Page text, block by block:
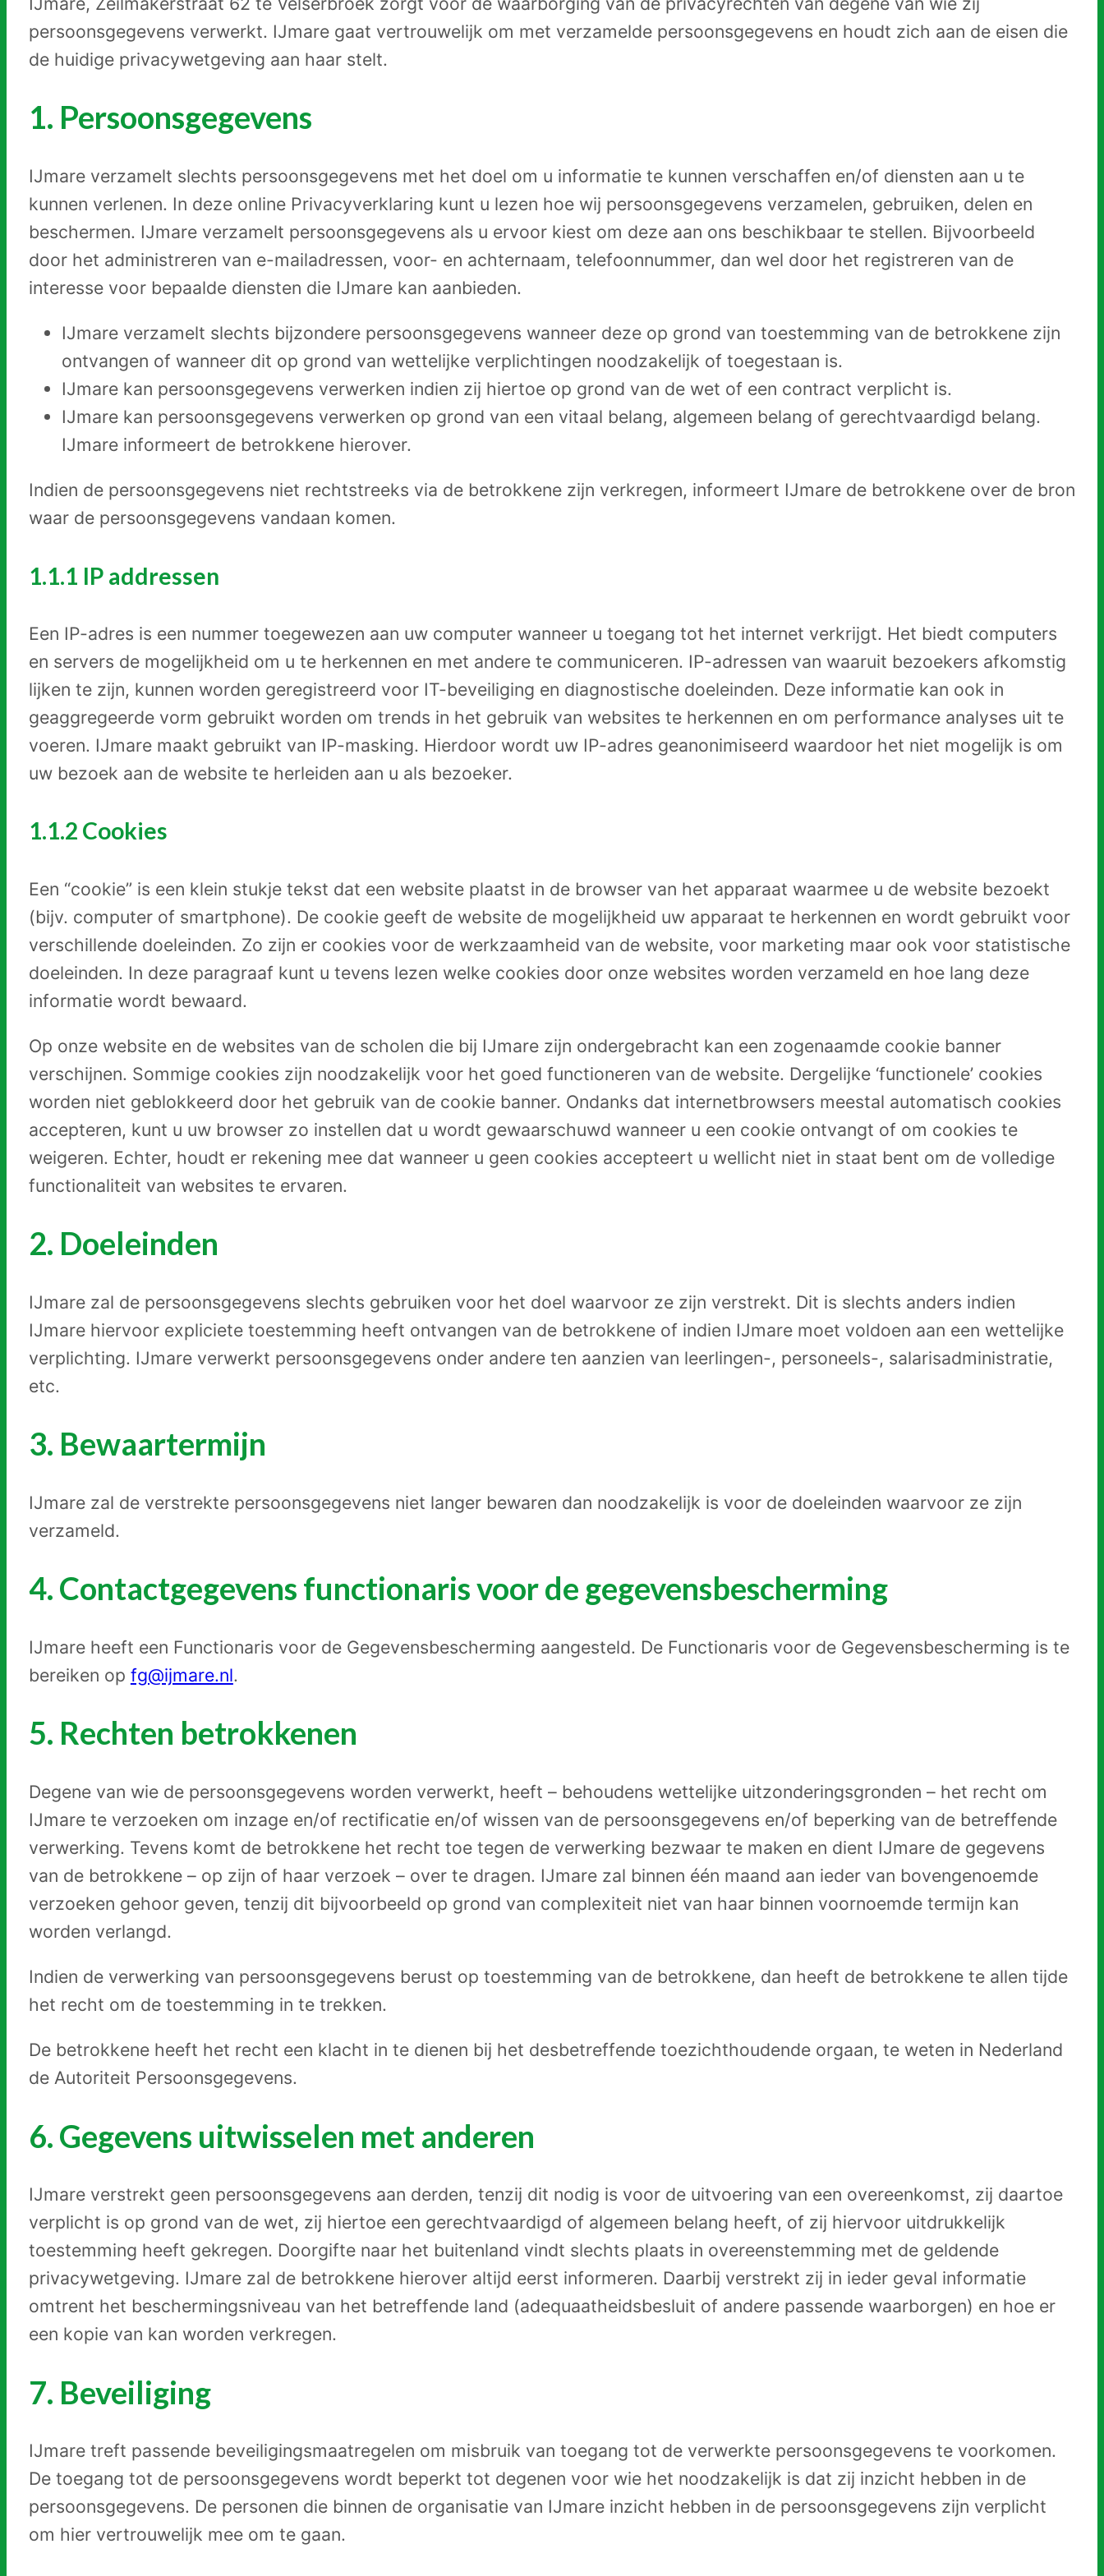
persoonsgegevens verwerkt. IJmare gaat vertrouwelijk om met verzamelde persoonsgegevens en houdt zich aan de eisen die
de huidige privacywetgeving aan haar stelt.
1. Persoonsgegevens
IJmare verzamelt slechts persoonsgegevens met het doel om u informatie te kunnen verschaffen en/of diensten aan u te
kunnen verlenen. In deze online Privacyverklaring kunt u lezen hoe wij persoonsgegevens verzamelen, gebruiken, delen en
beschermen. IJmare verzamelt persoonsgegevens als u ervoor kiest om deze aan ons beschikbaar te stellen. Bijvoorbeeld
door het administreren van e-mailadressen, voor- en achternaam, telefoonnummer, dan wel door het registreren van de
interesse voor bepaalde diensten die IJmare kan aanbieden.
IJmare verzamelt slechts bijzondere persoonsgegevens wanneer deze op grond van toestemming van de betrokkene zijn
ontvangen of wanneer dit op grond van wettelijke verplichtingen noodzakelijk of toegestaan is.
IJmare kan persoonsgegevens verwerken indien zij hiertoe op grond van de wet of een contract verplicht is.
IJmare kan persoonsgegevens verwerken op grond van een vitaal belang, algemeen belang of gerechtvaardigd belang.
IJmare informeert de betrokkene hierover.
Indien de persoonsgegevens niet rechtstreeks via de betrokkene zijn verkregen, informeert IJmare de betrokkene over de bron
waar de persoonsgegevens vandaan komen.
1.1.1 IP addressen
Een IP-adres is een nummer toegewezen aan uw computer wanneer u toegang tot het internet verkrijgt. Het biedt computers
en servers de mogelijkheid om u te herkennen en met andere te communiceren. IP-adressen van waaruit bezoekers afkomstig
lijken te zijn, kunnen worden geregistreerd voor IT-beveiliging en diagnostische doeleinden. Deze informatie kan ook in
geaggregeerde vorm gebruikt worden om trends in het gebruik van websites te herkennen en om performance analyses uit te
voeren. IJmare maakt gebruikt van IP-masking. Hierdoor wordt uw IP-adres geanonimiseerd waardoor het niet mogelijk is om
uw bezoek aan de website te herleiden aan u als bezoeker.
1.1.2 Cookies
Een “cookie” is een klein stukje tekst dat een website plaatst in de browser van het apparaat waarmee u de website bezoekt
(bijv. computer of smartphone). De cookie geeft de website de mogelijkheid uw apparaat te herkennen en wordt gebruikt voor
verschillende doeleinden. Zo zijn er cookies voor de werkzaamheid van de website, voor marketing maar ook voor statistische
doeleinden. In deze paragraaf kunt u tevens lezen welke cookies door onze websites worden verzameld en hoe lang deze
informatie wordt bewaard.
Op onze website en de websites van de scholen die bij IJmare zijn ondergebracht kan een zogenaamde cookie banner
verschijnen. Sommige cookies zijn noodzakelijk voor het goed functioneren van de website. Dergelijke ‘functionele’ cookies
worden niet geblokkeerd door het gebruik van de cookie banner. Ondanks dat internetbrowsers meestal automatisch cookies
accepteren, kunt u uw browser zo instellen dat u wordt gewaarschuwd wanneer u een cookie ontvangt of om cookies te
weigeren. Echter, houdt er rekening mee dat wanneer u geen cookies accepteert u wellicht niet in staat bent om de volledige
functionaliteit van websites te ervaren.
2. Doeleinden
IJmare zal de persoonsgegevens slechts gebruiken voor het doel waarvoor ze zijn verstrekt. Dit is slechts anders indien
IJmare hiervoor expliciete toestemming heeft ontvangen van de betrokkene of indien IJmare moet voldoen aan een wettelijke
verplichting. IJmare verwerkt persoonsgegevens onder andere ten aanzien van leerlingen-, personeels-, salarisadministratie,
etc.
3. Bewaartermijn
IJmare zal de verstrekte persoonsgegevens niet langer bewaren dan noodzakelijk is voor de doeleinden waarvoor ze zijn
verzameld.
4. Contactgegevens functionaris voor de gegevensbescherming
IJmare heeft een Functionaris voor de Gegevensbescherming aangesteld. De Functionaris voor de Gegevensbescherming is te
bereiken op fg@ijmare.nl.
5. Rechten betrokkenen
Degene van wie de persoonsgegevens worden verwerkt, heeft – behoudens wettelijke uitzonderingsgronden – het recht om
IJmare te verzoeken om inzage en/of rectificatie en/of wissen van de persoonsgegevens en/of beperking van de betreffende
verwerking. Tevens komt de betrokkene het recht toe tegen de verwerking bezwaar te maken en dient IJmare de gegevens
van de betrokkene – op zijn of haar verzoek – over te dragen. IJmare zal binnen één maand aan ieder van bovengenoemde
verzoeken gehoor geven, tenzij dit bijvoorbeeld op grond van complexiteit niet van haar binnen voornoemde termijn kan
worden verlangd.
Indien de verwerking van persoonsgegevens berust op toestemming van de betrokkene, dan heeft de betrokkene te allen tijde
het recht om de toestemming in te trekken.
De betrokkene heeft het recht een klacht in te dienen bij het desbetreffende toezichthoudende orgaan, te weten in Nederland
de Autoriteit Persoonsgegevens.
6. Gegevens uitwisselen met anderen
IJmare verstrekt geen persoonsgegevens aan derden, tenzij dit nodig is voor de uitvoering van een overeenkomst, zij daartoe
verplicht is op grond van de wet, zij hiertoe een gerechtvaardigd of algemeen belang heeft, of zij hiervoor uitdrukkelijk
toestemming heeft gekregen. Doorgifte naar het buitenland vindt slechts plaats in overeenstemming met de geldende
privacywetgeving. IJmare zal de betrokkene hierover altijd eerst informeren. Daarbij verstrekt zij in ieder geval informatie
omtrent het beschermingsniveau van het betreffende land (adequaatheidsbesluit of andere passende waarborgen) en hoe er
een kopie van kan worden verkregen.
7. Beveiliging
IJmare treft passende beveiligingsmaatregelen om misbruik van toegang tot de verwerkte persoonsgegevens te voorkomen.
De toegang tot de persoonsgegevens wordt beperkt tot degenen voor wie het noodzakelijk is dat zij inzicht hebben in de
persoonsgegevens. De personen die binnen de organisatie van IJmare inzicht hebben in de persoonsgegevens zijn verplicht
om hier vertrouwelijk mee om te gaan.
Werken
bij
Nieuwe
Leerling